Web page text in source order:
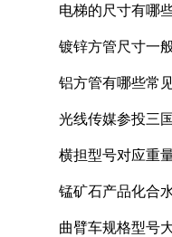
电梯的尺寸有哪
镀锌方管尺寸一
铝方管有哪些常
光线传媒参投三
横担型号对应重
锰矿石产品化合
曲臂车规格型号